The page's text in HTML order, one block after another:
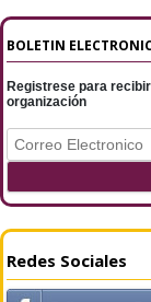
BOLETIN
Registrese para
organización
Redes Sociales